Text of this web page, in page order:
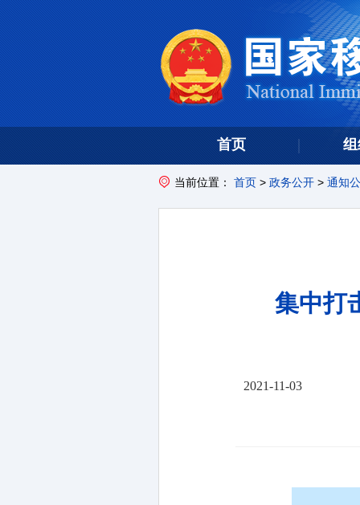
首页
当前位置： 首页> 政务公开> 通知
集中打
2021-11-03